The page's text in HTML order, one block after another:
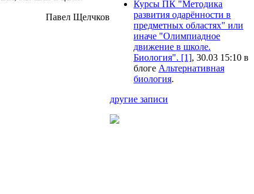
Павел Щелчков
Курсы ПК "Методика
развития одарённости в
предметных областях" или
иначе "Олимпиадное
движение в школе.
Биология". [1], 30.03 15:10 в
блоге Альтернативная
биология.
другие записи